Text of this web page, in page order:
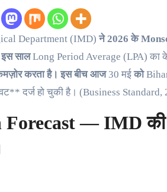
Department (IMD) ने 2026 के
सालLong Period Average (LPA) का
करता है। इस बीच आज30 मईको
दर्ज हो चुकी है। (Business Standard,
Forecast — IMD की